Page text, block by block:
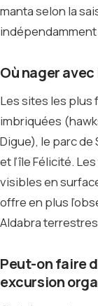
manta selon la
indépendamment
Où nager
Les sites les
imbriquées
Digue), le parc
et l’île Félicité.
visibles en
offre en plus
Aldabra
Peut-on faire
excursion